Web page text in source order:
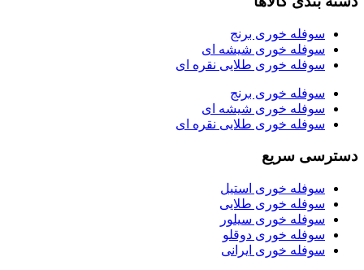
سوفله خوری برنج
سوفله خوری شیشه ای
سوفله خوری طلایی نقره ای
سوفله خوری برنج
سوفله خوری شیشه ای
سوفله خوری طلایی نقره ای
دسترسی سریع
سوفله خوری استیل
سوفله خوری طلایی
سوفله خوری سیلور
سوفله خوری دوقلو
سوفله خوری ایرانی